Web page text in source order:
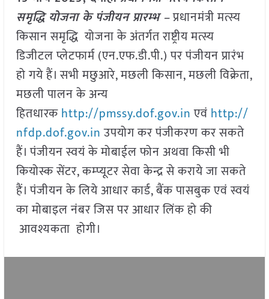
समृद्धि योजना के पंजीयन प्रारम्भ –प्रधानमंत्री मत्स्य
किसान समृद्धि योजना के अंतर्गत राष्ट्रीय मत्स्य
डिजीटल प्लेटफार्म (एन.एफ.डी.पी.) पर पंजीयन प्रारंभ
हो गये हैं। सभी मछुआरे, मछली किसान, मछली विक्रेता,
मछली पालन के अन्य
हितधारकhttp://pmssy.dof.gov.inएवं http://
nfdp.dof.gov.inउपयोग कर पंजीकरण कर सकते
हैं। पंजीयन स्वयं के मोबाईल फोन अथवा किसी भी
कियोस्क सेंटर, कम्प्यूटर सेवा केन्द्र से कराये जा सकते
हैं। पंजीयन के लिये आधार कार्ड, बैंक पासबुक एवं स्वयं
का मोबाइल नंबर जिस पर आधार लिंक हो की
आवश्यकता होगी।